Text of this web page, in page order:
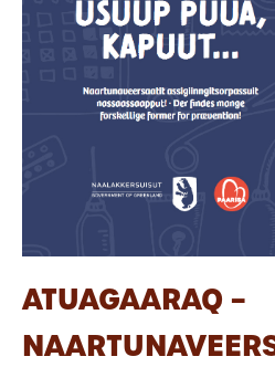
ATUAGAARAQ –